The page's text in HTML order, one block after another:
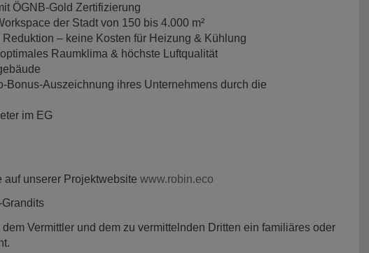
ÖGNB-Gold Zertifizierung
der Stadt von 150 bis 4.000 m²
– keine Kosten für Heizung & Kühlung
Raumklima & höchste Luftqualität
Bonus-Auszeichnung ihres Unternehmens durch die
im EG
unserer Projektwebsite www.robin.eco
Vermittler und dem zu vermittelnden Dritten ein familiäres oder